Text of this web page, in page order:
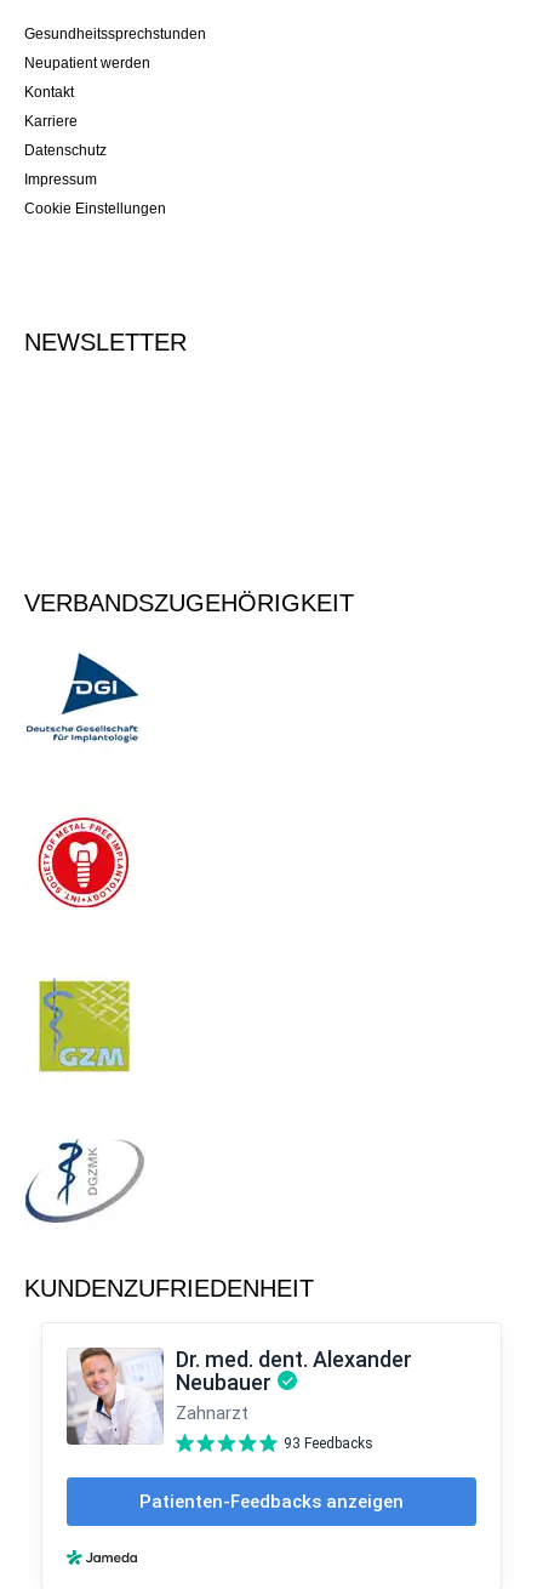
Gesundheitssprechstunden
Neupatient werden
Kontakt
Karriere
Datenschutz
Impressum
Cookie Einstellungen
NEWSLETTER
VERBANDSZUGEHÖRIGKEIT
KUNDENZUFRIEDENHEIT